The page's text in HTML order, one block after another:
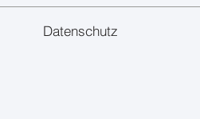
Datenschutz